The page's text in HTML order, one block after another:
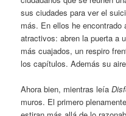
sus ciudades para ver el
más. En ellos he
atractivos: abren la puerta a
más cuajados, un respiro
los capítulos. Además su
Ahora bien, mientras leía
muros. El primero